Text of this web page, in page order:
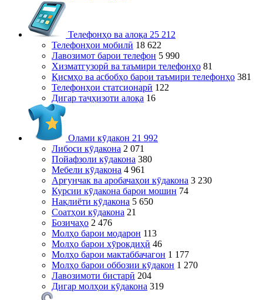
Телефонҳо ва алоқа 25 212
Телефонҳои мобилӣ 18 622
Лавозимот барои телефон 5 990
Хизматгузорӣ ва таъмири телефонҳо 81
Қисмҳо ва асбобҳо барои таъмири телефонҳо 381
Телефонҳои статсионарӣ 122
Дигар таҷҳизоти алоқа 16
Олами кӯдакон 21 992
Либоси кӯдакона 2 071
Пойафзоли кӯдакона 380
Мебели кӯдакона 4 961
Арғунчак ва аробачаҳои кӯдакона 3 230
Курсии кӯдакона барои мошин 74
Нақлиёти кӯдакона 5 650
Соатҳои кӯдакона 21
Бозичаҳо 2 476
Молҳо барои модарон 113
Молҳо барои хӯрокдиҳӣ 46
Молҳо барои мактаббачагон 1 177
Молҳо барои оббозии кӯдакон 1 270
Лавозимоти бистарӣ 204
Дигар молҳои кӯдакона 319